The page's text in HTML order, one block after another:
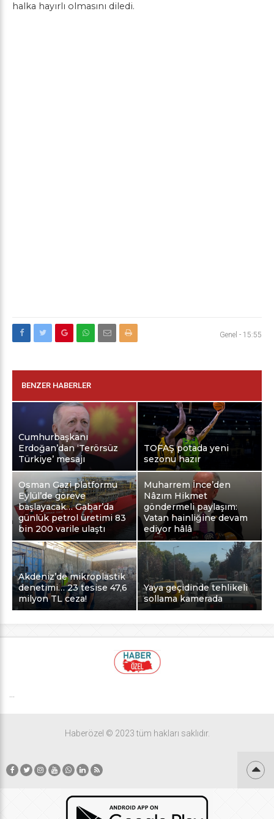
halka hayırlı olmasını diledi.
Genel - 15:55
BENZER HABERLER
Cumhurbaşkanı
Erdoğan’dan ‘Terörsüz
Türkiye’ mesajı
TOFAŞ potada yeni
sezonu hazır
Osman Gazi platformu
Eylül’de göreve
başlayacak… Gabar’da
günlük petrol üretimi 83
bin 200 varile ulaştı
Muharrem İnce’den
Nâzım Hikmet
göndermeli paylaşım:
Vatan hainliğine devam
ediyor hâlâ
Akdeniz’de mikroplastik
denetimi… 23 tesise 47,6
milyon TL ceza!
Yaya geçidinde tehlikeli
sollama kamerada
Haberözel © 2023 tüm hakları saklıdır.